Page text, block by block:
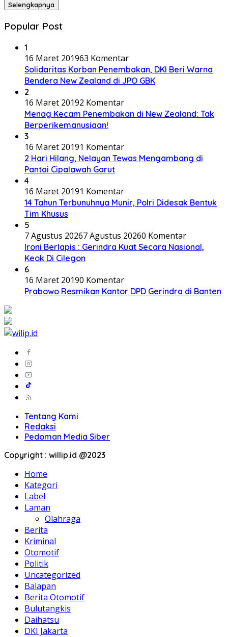
Selengkapnya
Popular Post
1
16 Maret 201963 Komentar
Solidaritas Korban Penembakan, DKI Beri Warna
Bendera New Zealand di JPO GBK
2
16 Maret 20192 Komentar
Menag Kecam Penembakan di New Zealand: Tak
Berperikemanusiaan!
3
16 Maret 20191 Komentar
2 Hari Hilang, Nelayan Tewas Mengambang di
Pantai Cipalawah Garut
4
16 Maret 20191 Komentar
14 Tahun Terbunuhnya Munir, Polri Didesak Bentuk
Tim Khusus
5
7 Agustus 20267 Agustus 20260 Komentar
Ironi Berlapis : Gerindra Kuat Secara Nasional,
Keok Di Cilegon
6
16 Maret 20190 Komentar
Prabowo Resmikan Kantor DPD Gerindra di Banten
Tentang Kami
Redaksi
Pedoman Media Siber
Copyright : willip.id @2023
Home
Kategori
Label
Laman
Olahraga
Berita
Kriminal
Otomotif
Politik
Uncategorized
Balapan
Berita Otomotif
Bulutangkis
Daihatsu
DKI Jakarta